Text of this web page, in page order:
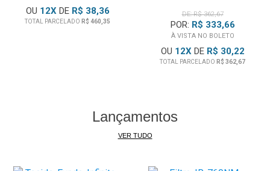
OU 12XDE R$ 38,36
TOTAL PARCELADO R$ 460,35
DE: R$ 362,67
POR: R$ 333,66
À VISTA NO BOLETO
OU 12XDE R$ 30,22
TOTAL PARCELADO R$ 362,67
Lançamentos
VER TUDO